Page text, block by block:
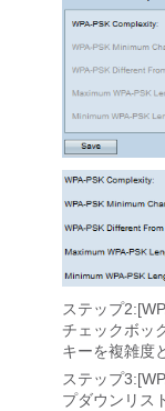
ステップ
チェックボッ
キーを複雑度
ステップ
プダウンリス